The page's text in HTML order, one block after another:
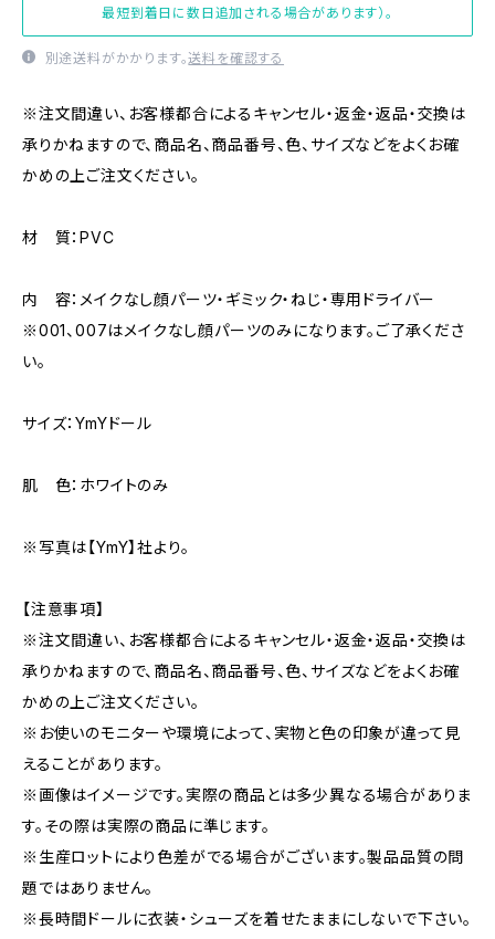
最短到着日に数日追加される場合があります）。
別途送料がかかります。送料を確認する
※注文間違い、お客様都合によるキャンセル・返金・返品・交換は
承りかねますので、商品名、商品番号、色、サイズなどをよくお確
かめの上ご注文ください。
材 質：PVC
内 容：メイクなし顔パーツ・ギミック・ねじ・専用ドライバー
※001、007はメイクなし顔パーツのみになります。ご了承くださ
い。
サイズ：YmYドール
肌 色：ホワイトのみ
※写真は【YmY】社より。
【注意事項】
※注文間違い、お客様都合によるキャンセル・返金・返品・交換は
承りかねますので、商品名、商品番号、色、サイズなどをよくお確
かめの上ご注文ください。
※お使いのモニターや環境によって、実物と色の印象が違って見
えることがあります。
※画像はイメージです。実際の商品とは多少異なる場合がありま
す。その際は実際の商品に準じます。
※生産ロットにより色差がでる場合がございます。製品品質の問
題ではありません。
※長時間ドールに衣装・シューズを着せたままにしないで下さい。